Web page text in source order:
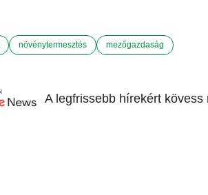
növénytermesztés mezőgazdaság
A legfrissebb hírekért kövess